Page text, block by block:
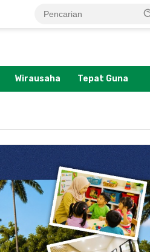
Wirausaha Tepat Guna